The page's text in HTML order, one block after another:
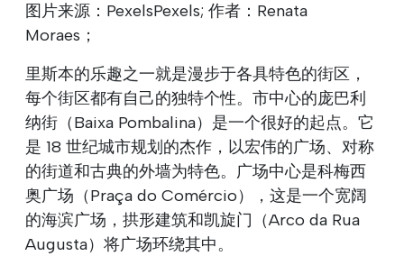
图片来源：PexelsPexels; 作者：Renata
Moraes；
里斯本的乐趣之一就是漫步于各具特色的街区，
每个街区都有自己的独特个性。市中心的庞巴利
纳街（Baixa Pombalina）是一个很好的起点。它
是 18 世纪城市规划的杰作，以宏伟的广场、对称
的街道和古典的外墙为特色。广场中心是科梅西
奥广场（Praça do Comércio），这是一个宽阔
的海滨广场，拱形建筑和凯旋门（Arco da Rua
Augusta）将广场环绕其中。